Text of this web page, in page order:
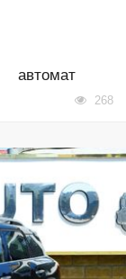
автомат
268